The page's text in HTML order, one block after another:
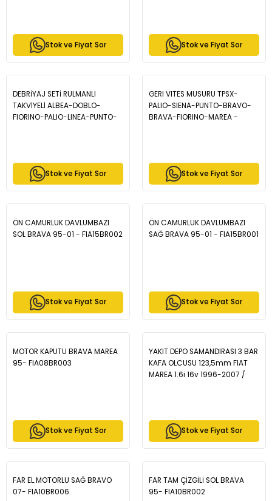
00
Stok ve Fiyat Sor
Stok ve Fiyat Sor
DEBRİYAJ SETİ RULMANLI
TAKVİYELİ ALBEA-DOBLO-
FIORINO-PALIO-LINEA-PUNTO-
73504530 55174271-
71748778-71748777-71753322
Stok ve Fiyat Sor
GERI VITES MUSURU TPSX-
PALIO-SIENA-PUNTO-BRAVO-
BRAVA-FIORINO-MAREA -
Stok ve Fiyat Sor
ÖN CAMURLUK DAVLUMBAZI
SOL BRAVA 95-01 - FIA15BR002
Stok ve Fiyat Sor
ÖN CAMURLUK DAVLUMBAZI
SAĞ BRAVA 95-01 - FIA15BR001
Stok ve Fiyat Sor
MOTOR KAPUTU BRAVA MAREA
95- FIA08BR003
Stok ve Fiyat Sor
YAKIT DEPO SAMANDIRASI 3 BAR
KAFA OLCUSU 123,5mm FIAT
MAREA 1.6i 16v 1996-2007 /
34-1823
Stok ve Fiyat Sor
FAR EL.MOTORLU SAĞ BRAVO
07- FIA10BR006
FAR TAM ÇİZGİLİ SOL BRAVA
95- FIA10BR002